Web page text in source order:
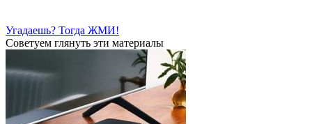
Угадаешь? Тогда ЖМИ!
Советуем глянуть эти материалы